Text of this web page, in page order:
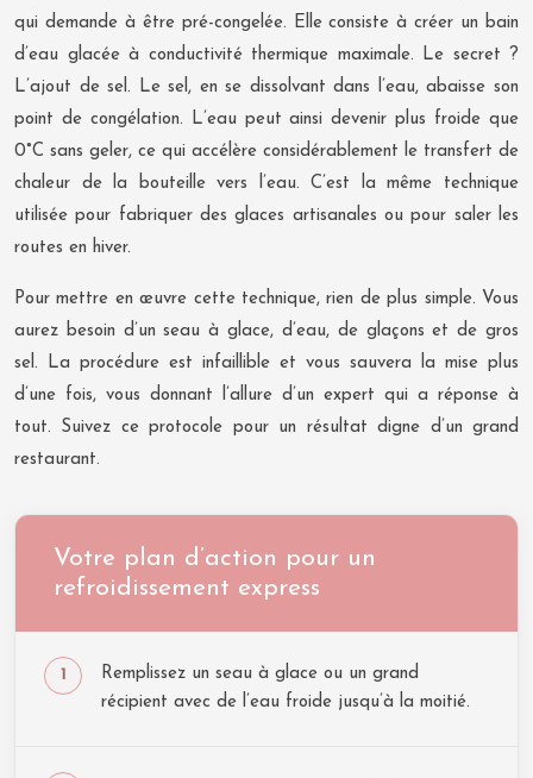
qui demande à être pré-congelée. Elle consiste à créer un bain
d’eau glacée à conductivité thermique maximale. Le secret ?
L’ajout de sel. Le sel, en se dissolvant dans l’eau, abaisse son
point de congélation. L’eau peut ainsi devenir plus froide que
0°C sans geler, ce qui accélère considérablement le transfert de
chaleur de la bouteille vers l’eau. C’est la même technique
utilisée pour fabriquer des glaces artisanales ou pour saler les
routes en hiver.
Pour mettre en œuvre cette technique, rien de plus simple. Vous
aurez besoin d’un seau à glace, d’eau, de glaçons et de gros
sel. La procédure est infaillible et vous sauvera la mise plus
d’une fois, vous donnant l’allure d’un expert qui a réponse à
tout. Suivez ce protocole pour un résultat digne d’un grand
restaurant.
Votre plan d’action pour un
refroidissement express
Remplissez un seau à glace ou un grand
récipient avec de l’eau froide jusqu’à la moitié.